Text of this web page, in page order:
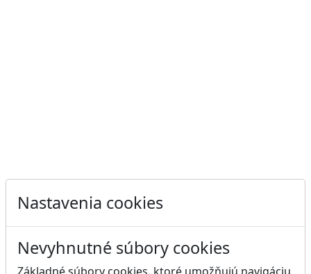
Nastavenia cookies
Nevyhnutné súbory cookies
Základné súbory cookies, ktoré umožňujú navigáciu